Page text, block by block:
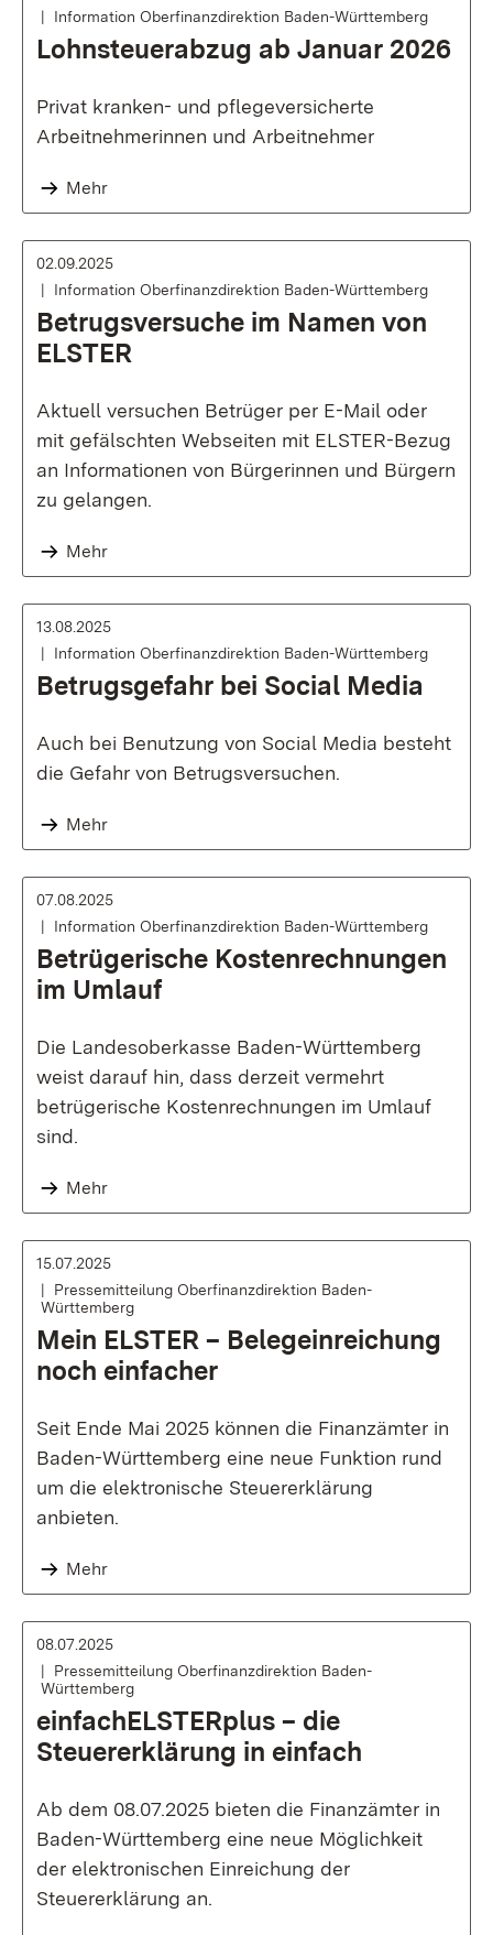
Information Oberfinanzdirektion Baden-Württemberg
Lohnsteuerabzug ab Januar 2026
Privat kranken- und pflegeversicherte
Arbeitnehmerinnen und Arbeitnehmer
Mehr
02.09.2025
Information Oberfinanzdirektion Baden-Württemberg
Betrugsversuche im Namen von
ELSTER
Aktuell versuchen Betrüger per E-Mail oder
mit gefälschten Webseiten mit ELSTER-Bezug
an Informationen von Bürgerinnen und Bürgern
zu gelangen.
Mehr
13.08.2025
Information Oberfinanzdirektion Baden-Württemberg
Betrugsgefahr bei Social Media
Auch bei Benutzung von Social Media besteht
die Gefahr von Betrugsversuchen.
Mehr
07.08.2025
Information Oberfinanzdirektion Baden-Württemberg
Betrügerische Kostenrechnungen
im Umlauf
Die Landesoberkasse Baden-Württemberg
weist darauf hin, dass derzeit vermehrt
betrügerische Kostenrechnungen im Umlauf
sind.
Mehr
15.07.2025
Pressemitteilung Oberfinanzdirektion Baden-
Württemberg
Mein ELSTER – Belegeinreichung
noch einfacher
Seit Ende Mai 2025 können die Finanzämter in
Baden-Württemberg eine neue Funktion rund
um die elektronische Steuererklärung
anbieten.
Mehr
08.07.2025
Pressemitteilung Oberfinanzdirektion Baden-
Württemberg
einfachELSTERplus – die
Steuererklärung in einfach
Ab dem 08.07.2025 bieten die Finanzämter in
Baden-Württemberg eine neue Möglichkeit
der elektronischen Einreichung der
Steuererklärung an.